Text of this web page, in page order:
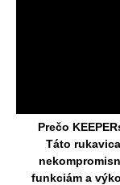
Prečo
Táto
funkciám a